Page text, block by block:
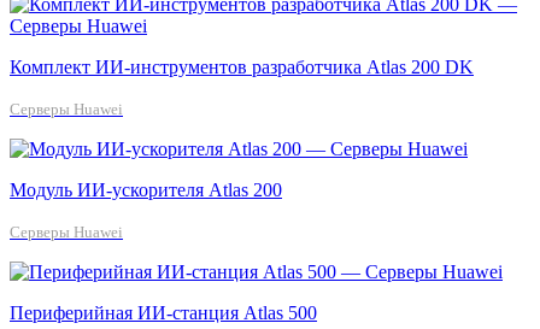
Комплект ИИ-инструментов разработчика Atlas 200 DK
Серверы Huawei
Модуль ИИ-ускорителя Atlas 200
Серверы Huawei
Периферийная ИИ-станция Atlas 500